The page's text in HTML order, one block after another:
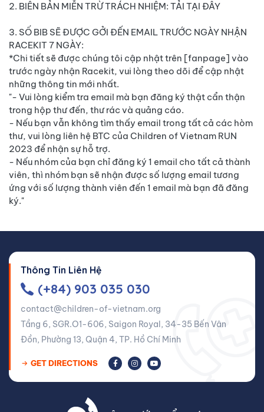
2. BIÊN BẢN MIỄN TRỪ TRÁCH NHIỆM: TẢI TẠI ĐÂY
3. SỐ BIB SẼ ĐƯỢC GỞI ĐẾN EMAIL TRƯỚC NGÀY NHẬN
RACEKIT 7 NGÀY:
*Chi tiết sẽ được chúng tôi cập nhật trên [fanpage] vào
trước ngày nhận Racekit, vui lòng theo dõi để cập nhật
những thông tin mới nhất.
"- Vui lòng kiểm tra email mà bạn đăng ký thật cẩn thận
trong hộp thư đến, thư rác và quảng cáo.
- Nếu bạn vẫn không tìm thấy email trong tất cả các hòm
thư, vui lòng liên hệ BTC của Children of Vietnam RUN
2023 để nhận sự hỗ trợ.
- Nếu nhóm của bạn chỉ đăng ký 1 email cho tất cả thành
viên, thì nhóm bạn sẽ nhận được số lượng email tương
ứng với số lượng thành viên đến 1 email mà bạn đã đăng
ký."
Thông Tin Liên Hệ
(+84) 903 035 030
contact@children-of-vietnam.org
Tầng 6, SGR.O1-606, Saigon Royal, 34-35 Bến Vân
Đồn, Phường 13, Quận 4, TP. Hồ Chí Minh
GET DIRECTIONS